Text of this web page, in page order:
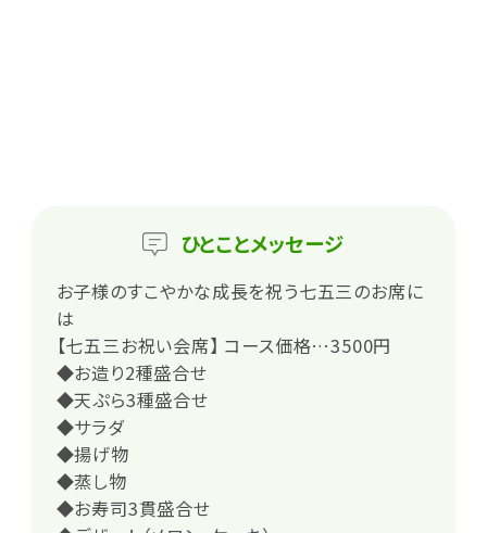
ひとことメッセージ
お子様のすこやかな成長を祝う七五三のお席に
は
【七五三お祝い会席】 コース価格…3500円
◆お造り2種盛合せ
◆天ぷら3種盛合せ
◆サラダ
◆揚げ物
◆蒸し物
◆お寿司3貫盛合せ